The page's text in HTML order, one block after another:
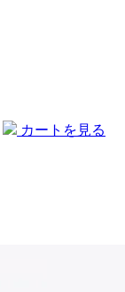
カートを見る